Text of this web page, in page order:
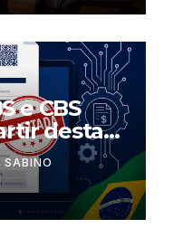
e CBS
desta
SABINO